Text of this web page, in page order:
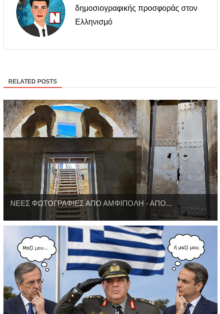
δημοσιογραφικής προσφοράς στον
Ελληνισμό
RELATED POSTS
ΝΕΕΣ ΦΩΤΟΓΡΑΦΙΕΣ ΑΠΟ ΑΜΦΙΠΟΛΗ - ΑΠΟ...